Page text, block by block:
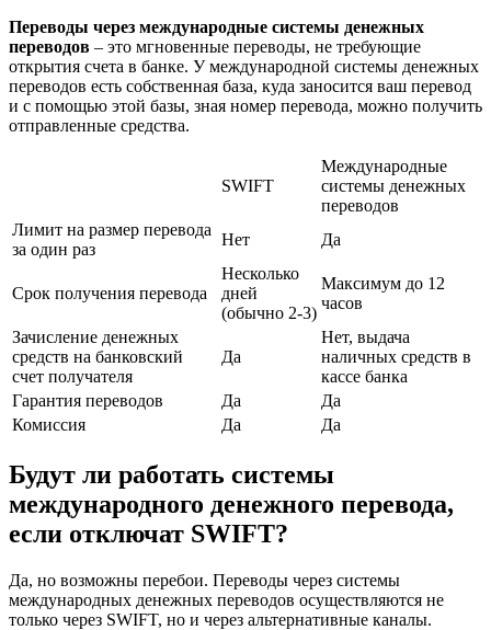
Переводы через международные системы денежных
переводов – это мгновенные переводы, не требующие
открытия счета в банке. У международной системы денежных
переводов есть собственная база, куда заносится ваш перевод
и с помощью этой базы, зная номер перевода, можно получить
отправленные средства.
SWIFT
Международные
системы денежных
переводов
Лимит на размер перевода
за один раз
Нет Да
Срок получения перевода
Несколько
дней
(обычно 2-3)
Максимум до 12
часов
Зачисление денежных
средств на банковский
счет получателя
Да
Нет, выдача
наличных средств в
кассе банка
Гарантия переводов
Да
Да
Комиссия
Да Да
Будут ли работать системы
международного денежного перевода,
если отключат SWIFT?
Да, но возможны перебои. Переводы через системы
международных денежных переводов осуществляются не
только через SWIFT, но и через альтернативные каналы.